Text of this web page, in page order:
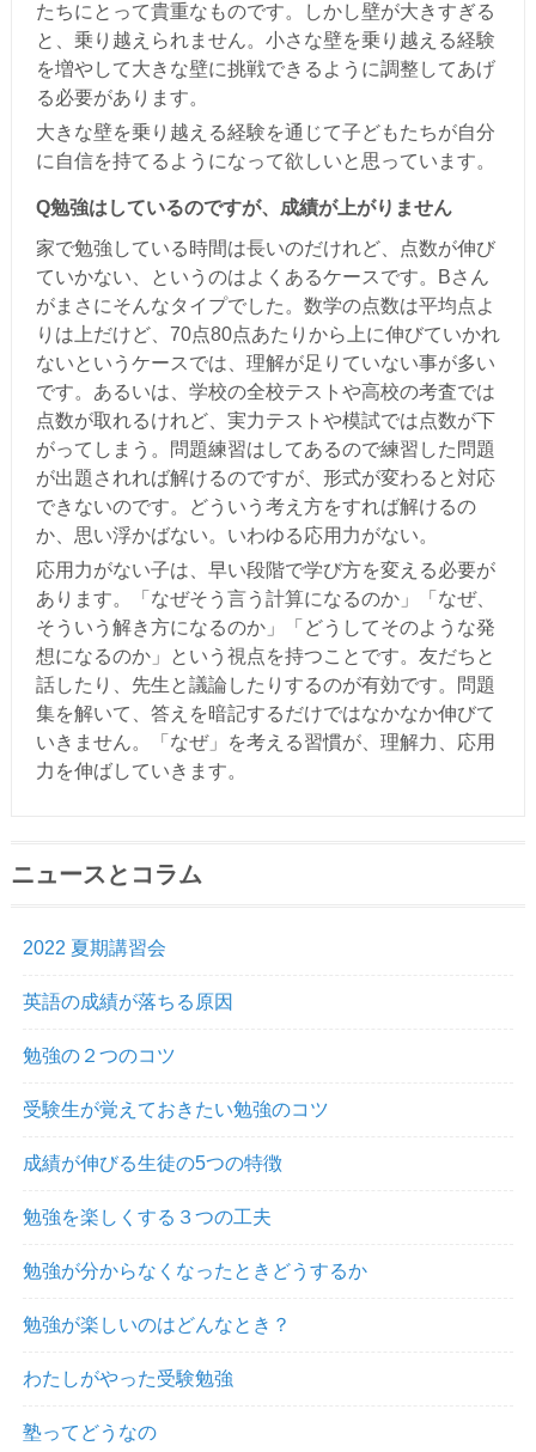
たちにとって貴重なものです。しかし壁が大きすぎる
と、乗り越えられません。小さな壁を乗り越える経験
を増やして大きな壁に挑戦できるように調整してあげ
る必要があります。
大きな壁を乗り越える経験を通じて子どもたちが自分
に自信を持てるようになって欲しいと思っています。
Q勉強はしているのですが、成績が上がりません
家で勉強している時間は長いのだけれど、点数が伸び
ていかない、というのはよくあるケースです。Bさん
がまさにそんなタイプでした。数学の点数は平均点よ
りは上だけど、70点80点あたりから上に伸びていかれ
ないというケースでは、理解が足りていない事が多い
です。あるいは、学校の全校テストや高校の考査では
点数が取れるけれど、実力テストや模試では点数が下
がってしまう。問題練習はしてあるので練習した問題
が出題されれば解けるのですが、形式が変わると対応
できないのです。どういう考え方をすれば解けるの
か、思い浮かばない。いわゆる応用力がない。
応用力がない子は、早い段階で学び方を変える必要が
あります。「なぜそう言う計算になるのか」「なぜ、
そういう解き方になるのか」「どうしてそのような発
想になるのか」という視点を持つことです。友だちと
話したり、先生と議論したりするのが有効です。問題
集を解いて、答えを暗記するだけではなかなか伸びて
いきません。「なぜ」を考える習慣が、理解力、応用
力を伸ばしていきます。
ニュースとコラム
2022 夏期講習会
英語の成績が落ちる原因
勉強の２つのコツ
受験生が覚えておきたい勉強のコツ
成績が伸びる生徒の5つの特徴
勉強を楽しくする３つの工夫
勉強が分からなくなったときどうするか
勉強が楽しいのはどんなとき？
わたしがやった受験勉強
塾ってどうなの